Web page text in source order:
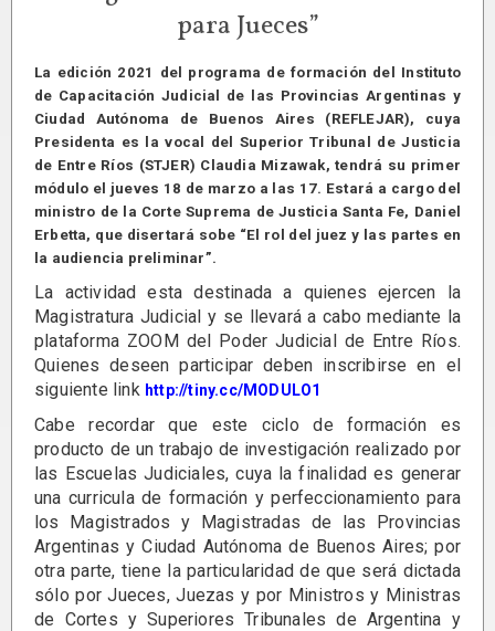
para Jueces”
La edición 2021 del programa de formación del Instituto
de Capacitación Judicial de las Provincias Argentinas y
Ciudad Autónoma de Buenos Aires (REFLEJAR), cuya
Presidenta es la vocal del Superior Tribunal de Justicia
de Entre Ríos (STJER) Claudia Mizawak, tendrá su primer
módulo el jueves 18 de marzo a las 17. Estará a cargo del
ministro de la Corte Suprema de Justicia Santa Fe, Daniel
Erbetta, que disertará sobe “El rol del juez y las partes en
la audiencia preliminar”.
La actividad esta destinada a quienes ejercen la
Magistratura Judicial y se llevará a cabo mediante la
plataforma ZOOM del Poder Judicial de Entre Ríos.
Quienes deseen participar deben inscribirse en el
siguiente link http://tiny.cc/MODULO1
Cabe recordar que este ciclo de formación es
producto de un trabajo de investigación realizado por
las Escuelas Judiciales, cuya la finalidad es generar
una curricula de formación y perfeccionamiento para
los Magistrados y Magistradas de las Provincias
Argentinas y Ciudad Autónoma de Buenos Aires; por
otra parte, tiene la particularidad de que será dictada
sólo por Jueces, Juezas y por Ministros y Ministras
de Cortes y Superiores Tribunales de Argentina y